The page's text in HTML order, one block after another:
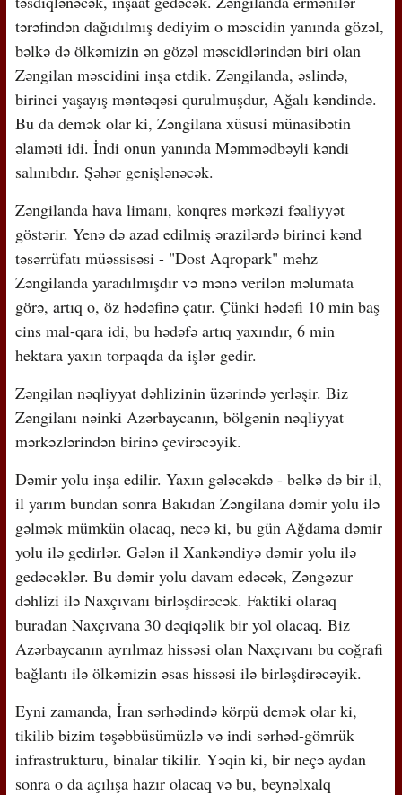
tərəfindən dağıdılmış dediyim o məscidin yanında gözəl,
bəlkə də ölkəmizin ən gözəl məscidlərindən biri olan
Zəngilan məscidini inşa etdik. Zəngilanda, əslində,
birinci yaşayış məntəqəsi qurulmuşdur, Ağalı kəndində.
Bu da demək olar ki, Zəngilana xüsusi münasibətin
əlaməti idi. İndi onun yanında Məmmədbəyli kəndi
salınıbdır. Şəhər genişlənəcək.
Zəngilanda hava limanı, konqres mərkəzi fəaliyyət
göstərir. Yenə də azad edilmiş ərazilərdə birinci kənd
təsərrüfatı müəssisəsi - "Dost Aqropark" məhz
Zəngilanda yaradılmışdır və mənə verilən məlumata
görə, artıq o, öz hədəfinə çatır. Çünki hədəfi 10 min baş
cins mal-qara idi, bu hədəfə artıq yaxındır, 6 min
hektara yaxın torpaqda da işlər gedir.
Zəngilan nəqliyyat dəhlizinin üzərində yerləşir. Biz
Zəngilanı nəinki Azərbaycanın, bölgənin nəqliyyat
mərkəzlərindən birinə çevirəcəyik.
Dəmir yolu inşa edilir. Yaxın gələcəkdə - bəlkə də bir il,
il yarım bundan sonra Bakıdan Zəngilana dəmir yolu ilə
gəlmək mümkün olacaq, necə ki, bu gün Ağdama dəmir
yolu ilə gedirlər. Gələn il Xankəndiyə dəmir yolu ilə
gedəcəklər. Bu dəmir yolu davam edəcək, Zəngəzur
dəhlizi ilə Naxçıvanı birləşdirəcək. Faktiki olaraq
buradan Naxçıvana 30 dəqiqəlik bir yol olacaq. Biz
Azərbaycanın ayrılmaz hissəsi olan Naxçıvanı bu coğrafi
bağlantı ilə ölkəmizin əsas hissəsi ilə birləşdirəcəyik.
Eyni zamanda, İran sərhədində körpü demək olar ki,
tikilib bizim təşəbbüsümüzlə və indi sərhəd-gömrük
infrastrukturu, binalar tikilir. Yəqin ki, bir neçə aydan
sonra o da açılışa hazır olacaq və bu, beynəlxalq